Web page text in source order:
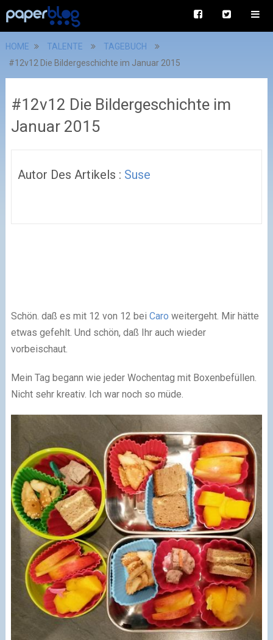
HOME TALENTE
TAGEBUCH
#12v12 Die Bildergeschichte im Januar 2015
#12v12 Die Bildergeschichte im
Januar 2015
Autor Des Artikels : Suse
Schön. daß es mit 12 von 12 bei Caro weitergeht. Mir hätte
etwas gefehlt. Und schön, daß Ihr auch wieder
vorbeischaut.
Mein Tag begann wie jeder Wochentag mit Boxenbefüllen.
Nicht sehr kreativ. Ich war noch so müde.